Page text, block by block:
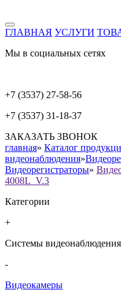
ГЛАВНАЯ УСЛУГИ
Мы в социальных сетях
+7 (3537) 27-58-56
+7 (3537) 31-18-37
ЗАКАЗАТЬ ЗВОНОК
главная» Каталог
видеонаблюдения»
Видеорегистраторы»
4008L_V.3
Категории
+
Системы видеонаблюдения
-
Видеокамеры